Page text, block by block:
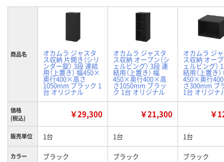
商品名 オカムラ ジャスタ
ス収納 片開き（シリ
ンダー錠） 3段 連結
用（上置き） 幅450×
奥行400×高さ
1050mm ブラック 1
台 オリジナル
オカムラ ジャスタ
ス収納 オープン（シ
ェルビング） 3段 連
結用（上置き） 幅
450×奥行400×高
さ1050mm ブラッ
ク 1台 オリジナル
オカムラ ジ
ス収納 オープ
ェルビング）
結用（上置き）
450×奥行
さ300mm ブ
1台 オリジナ
価格
(税込)
￥29,300 ￥21,300 ￥
販売単位 1台 1台 1台
カラー ブラック ブラック ブラック